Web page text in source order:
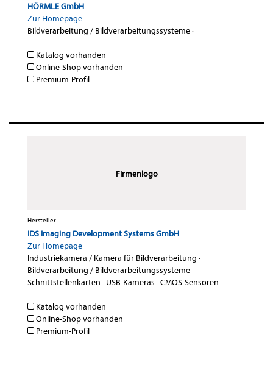
HÖRMLE GmbH
Zur Homepage
Bildverarbeitung / Bildverarbeitungssysteme·
Katalog vorhanden
Online-Shop vorhanden
Premium-Profil
Firmenlogo
Hersteller
IDS Imaging Development Systems GmbH
Zur Homepage
Industriekamera / Kamera für Bildverarbeitung ·
Bildverarbeitung / Bildverarbeitungssysteme·
Schnittstellenkarten · USB-Kameras ·CMOS-Sensoren ·
Katalog vorhanden
Online-Shop vorhanden
Premium-Profil